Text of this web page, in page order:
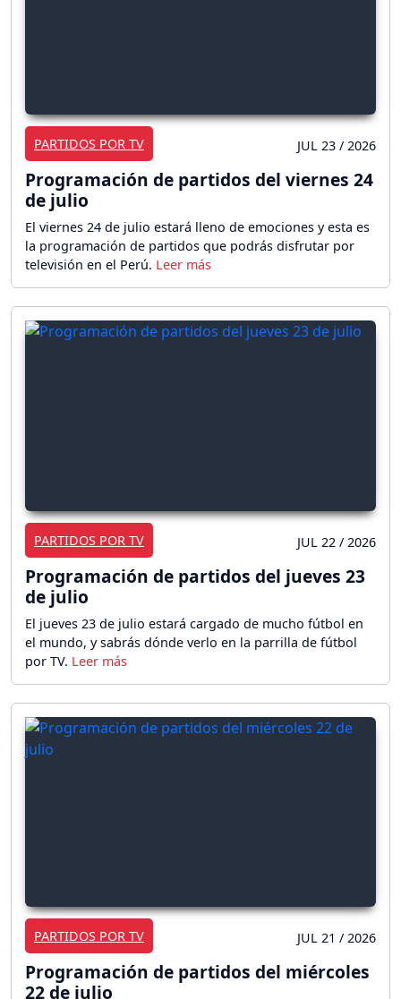
PARTIDOS POR TV JUL 23 / 2026
Programación de partidos del viernes 24
de julio
El viernes 24 de julio estará lleno de emociones y esta es
la programación de partidos que podrás disfrutar por
televisión en el Perú.
PARTIDOS POR TV JUL 22 / 2026
Programación de partidos del jueves 23
de julio
El jueves 23 de julio estará cargado de mucho fútbol en
el mundo, y sabrás dónde verlo en la parrilla de fútbol
por TV.
PARTIDOS POR TV JUL 21 / 2026
Programación de partidos del miércoles
22 de julio